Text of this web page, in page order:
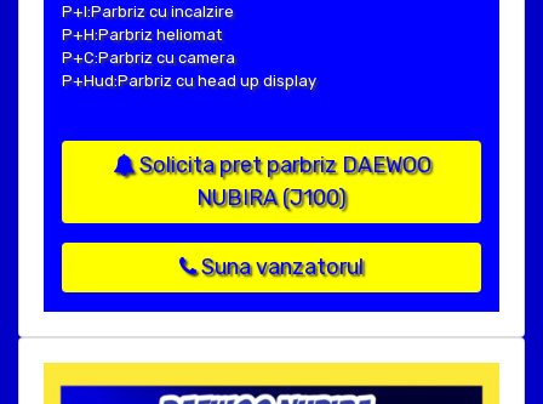
P+I:Parbriz cu incalzire
P+H:Parbriz heliomat
P+C:Parbriz cu camera
P+Hud:Parbriz cu head up display
Solicita pret parbriz DAEWOO
NUBIRA (J100)
Suna vanzatorul